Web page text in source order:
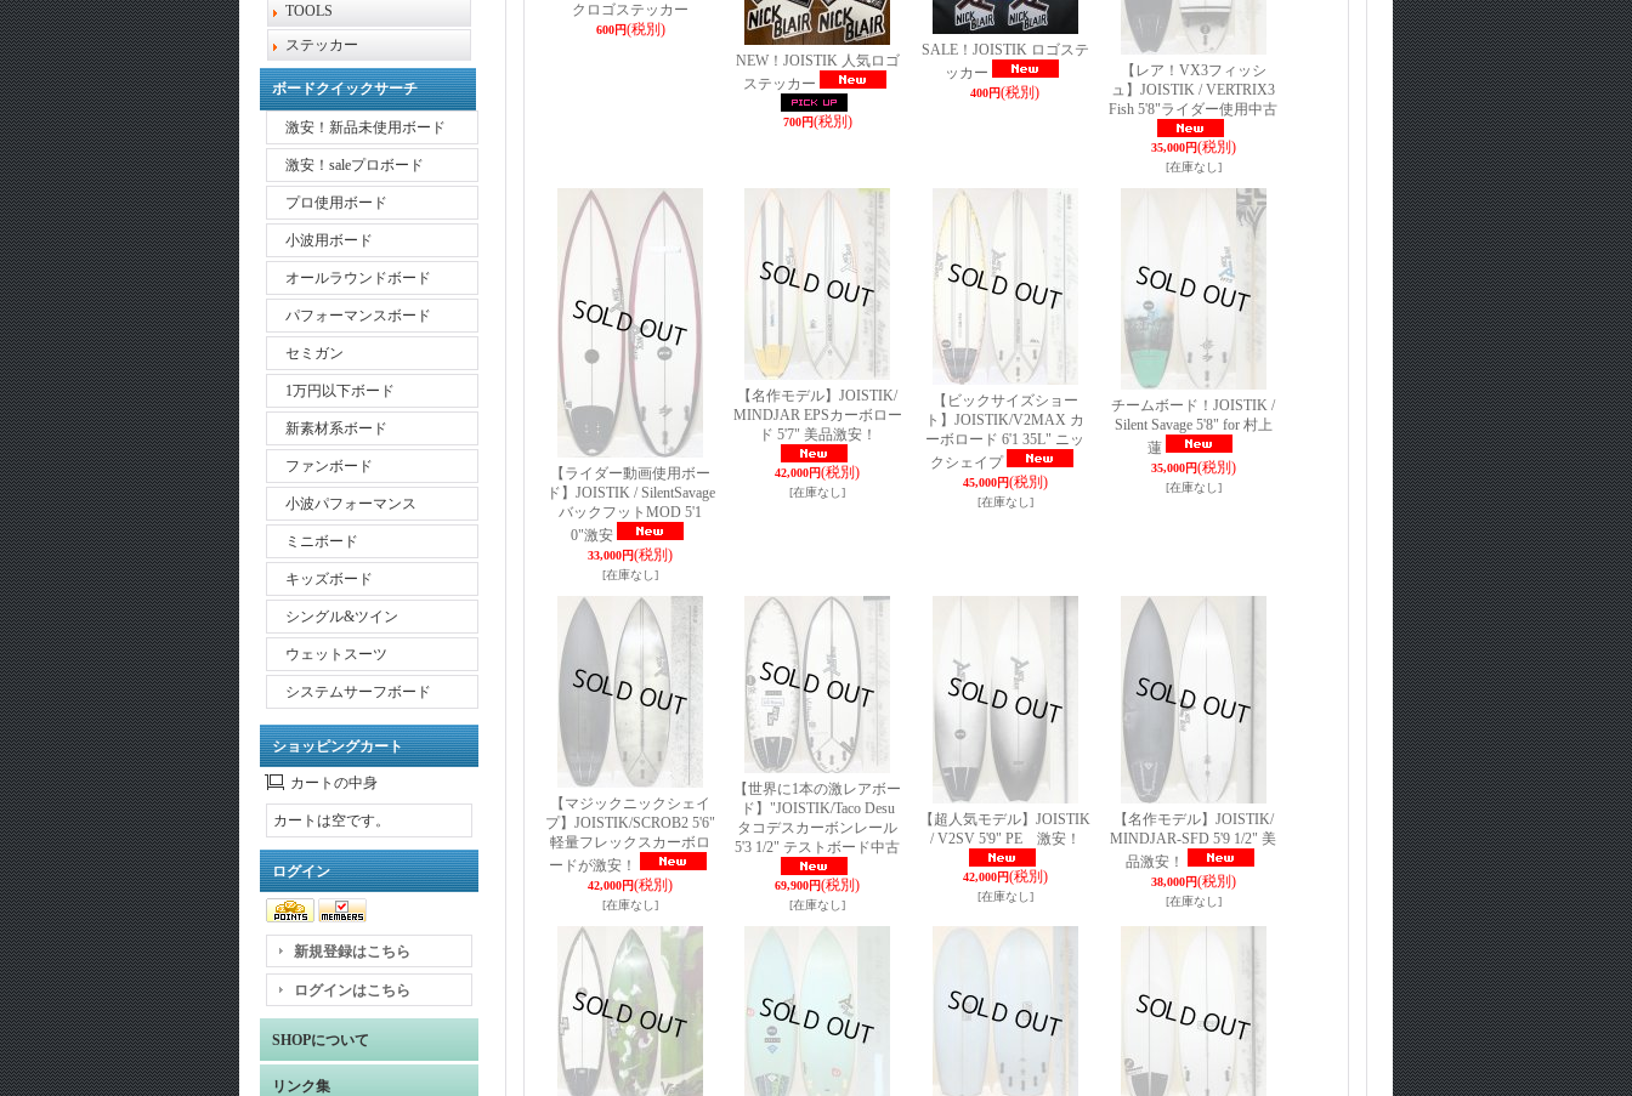
TOOLS
ステッカー
ボードクイックサーチ
激安！新品未使用ボード
激安！saleプロボード
プロ使用ボード
小波用ボード
オールラウンドボード
パフォーマンスボード
セミガン
1万円以下ボード
新素材系ボード
ファンボード
小波パフォーマンス
ミニボード
キッズボード
シングル&ツイン
ウェットスーツ
システムサーフボード
ショッピングカート
カートの中身
カートは空です。
ログイン
新規登録はこちら
ログインはこちら
SHOPについて
リンク集
クロゴステッカー
600円(税別)
NEW！JOISTIK 人気ロゴ
ステッカー
700円(税別)
SALE！JOISTIK ロゴステ
ッカー
400円(税別)
【レア！VX3フィッシ
ュ】JOISTIK / VERTRIX3
Fish 5'8"ライダー使用中古
35,000円(税別)
[在庫なし]
【ライダー動画使用ボー
ド】JOISTIK / SilentSavage
バックフットMOD 5'1
0"激安
33,000円(税別)
[在庫なし]
【名作モデル】JOISTIK/
MINDJAR EPSカーボロー
ド 5'7" 美品激安！
42,000円(税別)
[在庫なし]
【ビックサイズショー
ト】JOISTIK/V2MAX カ
ーボロード 6'1 35L" ニッ
クシェイプ
45,000円(税別)
[在庫なし]
チームボード！JOISTIK /
Silent Savage 5'8" for 村上
蓮
35,000円(税別)
[在庫なし]
【マジックニックシェイ
プ】JOISTIK/SCROB2 5'6"
軽量フレックスカーボロ
ードが激安！
42,000円(税別)
[在庫なし]
【世界に1本の激レアボー
ド】"JOISTIK/Taco Desu
タコデスカーボンレール
5'3 1/2" テストボード中古
69,900円(税別)
[在庫なし]
【超人気モデル】JOISTIK
/ V2SV 5'9" PE 激安！
42,000円(税別)
[在庫なし]
【名作モデル】JOISTIK/
MINDJAR-SFD 5'9 1/2" 美
品激安！
38,000円(税別)
[在庫なし]